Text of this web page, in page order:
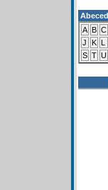
A B C
J
K L
S T U